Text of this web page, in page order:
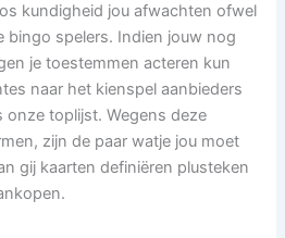
kundigheid jou afwachten ofwel
bingo spelers. Indien jouw nog
je toestemmen acteren kun
naar het kienspel aanbieders
onze toplijst. Wegens deze
zijn de paar watje jou moet
gij kaarten definiëren plusteken